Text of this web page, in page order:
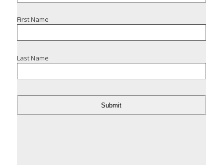
First Name
Last Name
Submit